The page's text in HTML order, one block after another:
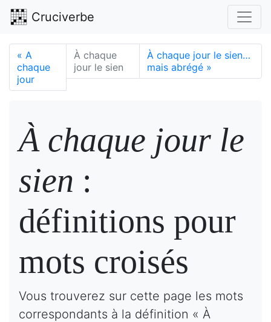
Cruciverbe
« A
chaque
jour
À chaque
jour le sien
À chaque jour le sien…
mais abrégé »
À chaque jour le
sien :
définitions pour
mots croisés
Vous trouverez sur cette page les mots
correspondants à la définition « À